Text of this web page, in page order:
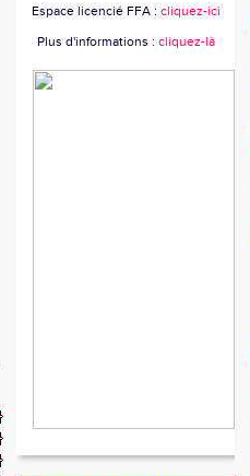
Espace licencié FFA : cliquez-ici
Plus d'informations : cliquez-là